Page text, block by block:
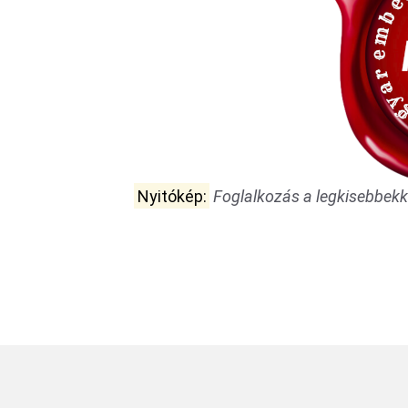
Nyitókép: Foglalkozás a